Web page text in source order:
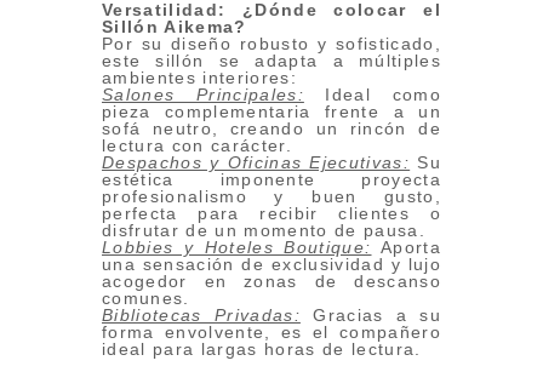
Versatilidad: ¿Dónde colocar el
Sillón Aikema?
Por su diseño robusto y sofisticado,
este sillón se adapta a múltiples
ambientes interiores:
Salones Principales: Ideal como
pieza complementaria frente a un
sofá neutro, creando un rincón de
lectura con carácter.
Despachos y Oficinas Ejecutivas: Su
estética imponente proyecta
profesionalismo y buen gusto,
perfecta para recibir clientes o
disfrutar de un momento de pausa.
Lobbies y Hoteles Boutique: Aporta
una sensación de exclusividad y lujo
acogedor en zonas de descanso
comunes.
Bibliotecas Privadas: Gracias a su
forma envolvente, es el compañero
ideal para largas horas de lectura.